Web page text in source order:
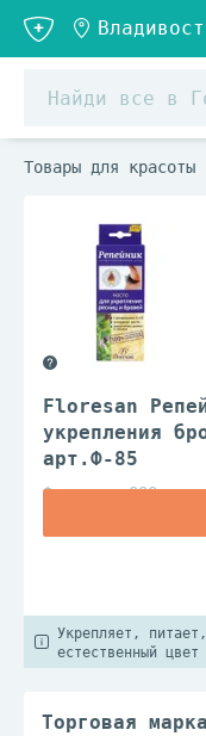
Товары для красоты
Floresan
укрепления
арт.Ф-85
Флоресан ООО
Укрепляет,
естественный цвет
Торговая марка